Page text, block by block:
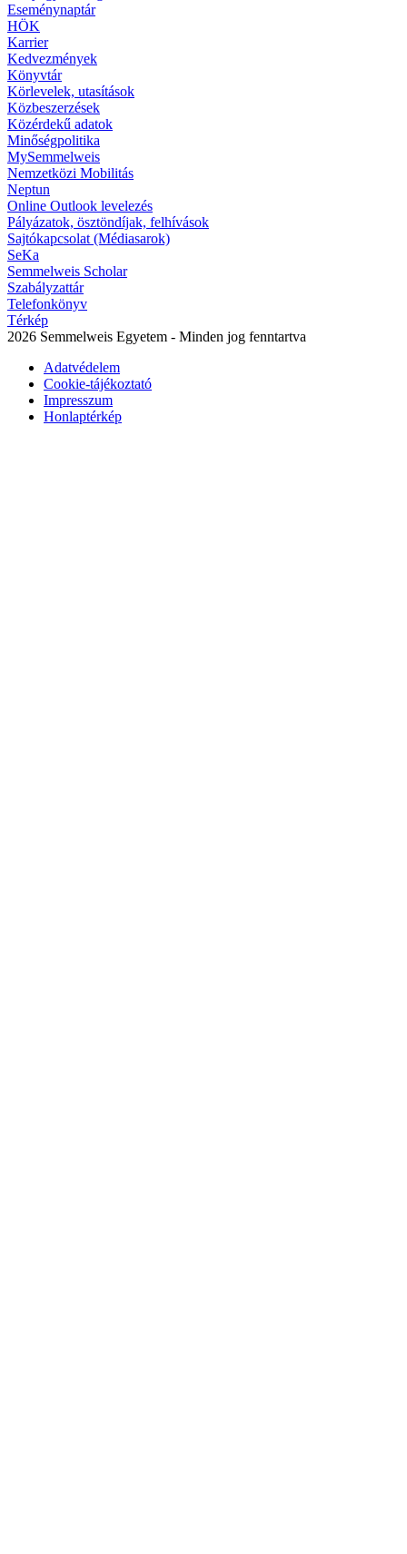
Eseménynaptár
HÖK
Karrier
Kedvezmények
Könyvtár
Körlevelek, utasítások
Közbeszerzések
Közérdekű adatok
Minőségpolitika
MySemmelweis
Nemzetközi Mobilitás
Neptun
Online Outlook levelezés
Pályázatok, ösztöndíjak, felhívások
Sajtókapcsolat (Médiasarok)
SeKa
Semmelweis Scholar
Szabályzattár
Telefonkönyv
Térkép
2026 Semmelweis Egyetem - Minden jog fenntartva
Adatvédelem
Cookie-tájékoztató
Impresszum
Honlaptérkép